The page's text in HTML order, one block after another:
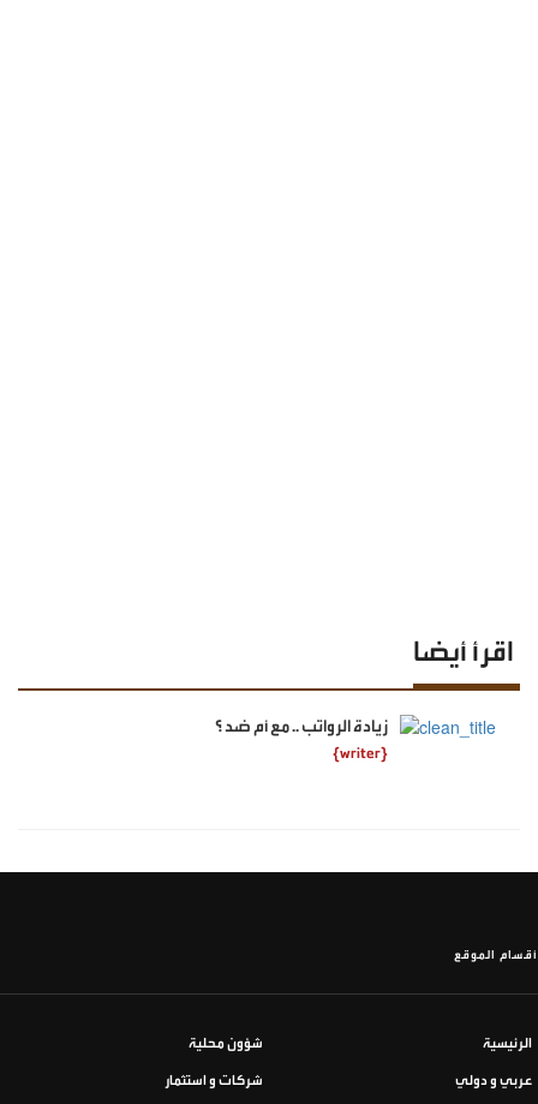
اقرأ أيضا
زيادة الرواتب .. مع أم ضد ؟
{writer}
أقسام الموقع
الرئيسية شؤون محلية
عربي و دولي شركات و استثمار